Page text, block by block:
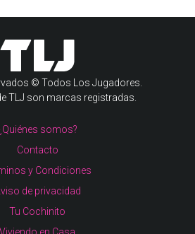
© Todos Los Jugadores.
TLJ son marcas registradas.
somos?
Contacto
y Condiciones
de privacidad
Tu Cochinito